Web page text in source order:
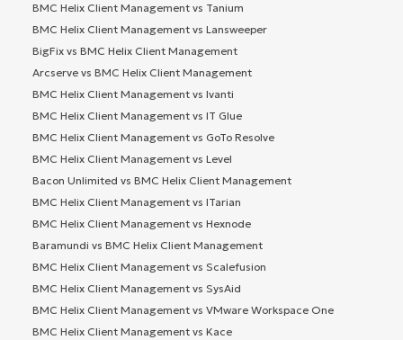
BMC Helix Client Management vs Tanium
BMC Helix Client Management vs Lansweeper
BigFix vs BMC Helix Client Management
Arcserve vs BMC Helix Client Management
BMC Helix Client Management vs Ivanti
BMC Helix Client Management vs IT Glue
BMC Helix Client Management vs GoTo Resolve
BMC Helix Client Management vs Level
Bacon Unlimited vs BMC Helix Client Management
BMC Helix Client Management vs ITarian
BMC Helix Client Management vs Hexnode
Baramundi vs BMC Helix Client Management
BMC Helix Client Management vs Scalefusion
BMC Helix Client Management vs SysAid
BMC Helix Client Management vs VMware Workspace One
BMC Helix Client Management vs Kace